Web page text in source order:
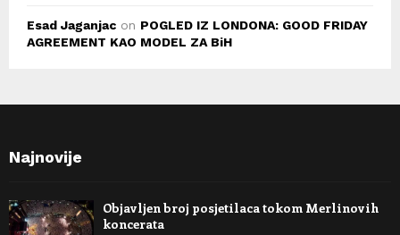
Esad Jaganjac on POGLED IZ LONDONA: GOOD FRIDAY
AGREEMENT KAO MODEL ZA BiH
Najnovije
Objavljen broj posjetilaca tokom Merlinovih
koncerata